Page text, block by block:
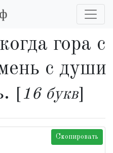
гора с
с души
16 букв]
Скопировать